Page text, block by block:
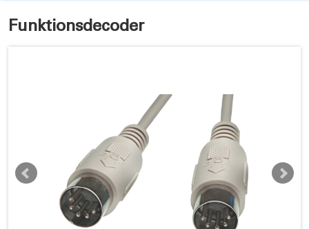
Funktionsdecoder